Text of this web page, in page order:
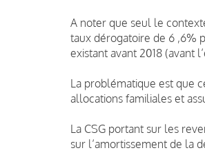
A noter que seul le
taux dérogatoire de 6 ,6%
existant avant 2018 (avant
La problématique est que
allocations familiales et
La CSG portant sur les
sur l’amortissement de la